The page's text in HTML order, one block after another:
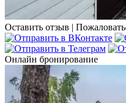
Оставить отзыв |
Онлайн бронирование